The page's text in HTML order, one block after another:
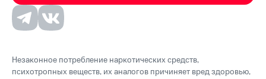
Незаконное потребление наркотических средств,
психотропных веществ, их аналогов причиняет вред здоровью,